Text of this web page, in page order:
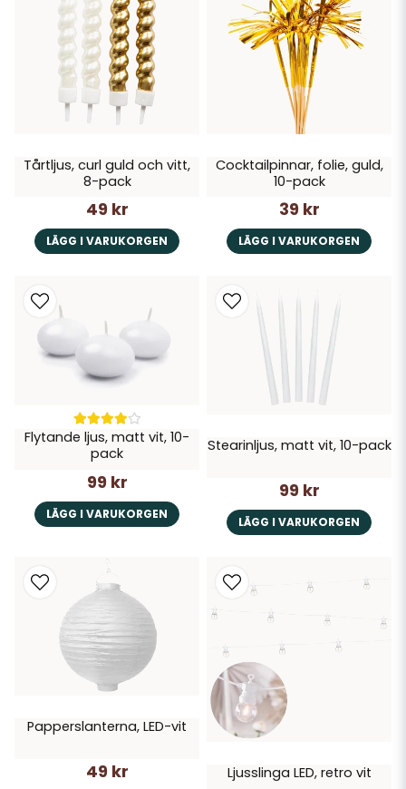
Tårtljus, curl guld och vitt,
8-pack
49 kr
LÄGG I VARUKORGEN
Cocktailpinnar, folie, guld,
10-pack
39 kr
LÄGG I VARUKORGEN
Flytande ljus, matt vit, 10-
pack
99 kr
LÄGG I VARUKORGEN
Stearinljus, matt vit, 10-pack
99 kr
LÄGG I VARUKORGEN
Papperslanterna, LED-vit
49 kr Ljusslinga LED, retro vit